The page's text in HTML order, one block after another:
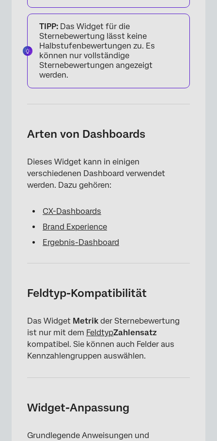
TIPP: Das Widget für die
Sternebewertung lässt keine
Halbstufenbewertungen zu. Es
können nur vollständige
Sternebewertungen angezeigt
werden.
Arten von Dashboards
Dieses Widget kann in einigen
verschiedenen Dashboard verwendet
werden. Dazu gehören:
CX-Dashboards
Brand Experience
Ergebnis-Dashboard
Feldtyp-Kompatibilität
Das Widget Metrik der Sternebewertung
ist nur mit dem FeldtypZahlensatz
kompatibel. Sie können auch Felder aus
Kennzahlengruppen auswählen.
Widget-Anpassung
Grundlegende Anweisungen und